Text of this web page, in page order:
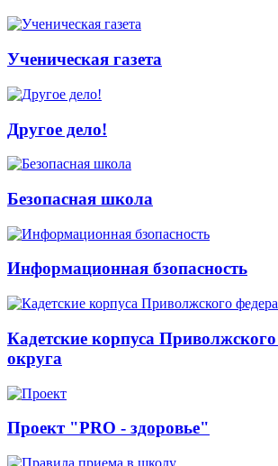
Ученическая газета
Другое дело!
Безопасная школа
Информационная бзопасность
Кадетские корпуса
округа
Проект "PRO - здоровье"